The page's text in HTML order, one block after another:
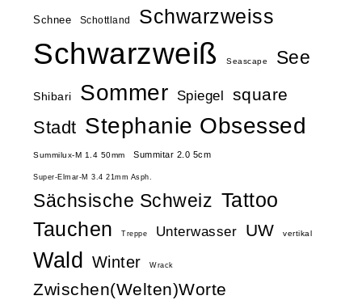
Schnee Schottland Schwarzweiss
Schwarzweiß Seascape See
Shibari Sommer Spiegel square
Stadt Stephanie Obsessed
Summilux-M 1.4 50mm Summitar 2.0 5cm
Super-Elmar-M 3.4 21mm Asph.
Sächsische Schweiz Tattoo
Tauchen
Treppe Unterwasser UW vertikal
Wald Winter Wrack
Zwischen(Welten)Worte